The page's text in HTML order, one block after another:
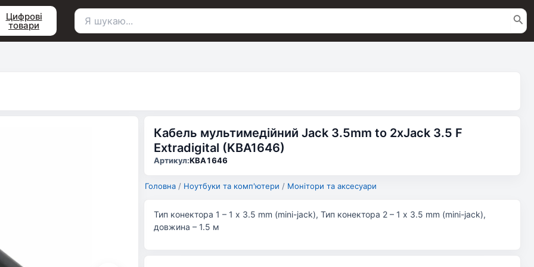
Цифрові
товари
Пошук
Кабель мультимедійний Jack 3.5mm to 2xJack 3.5 F
Extradigital (KBA1646)
Артикул:KBA1646
Головна / Ноутбуки та комп'ютери / Монітори та аксесуари
Тип конектора 1 – 1 x 3.5 mm (mini-jack), Тип конектора 2 – 1 x 3.5 mm (mini-jack),
довжина – 1.5 м